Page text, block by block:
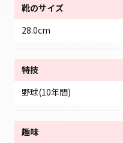
靴のサイズ
28.0cm
特技
野球(10年間)
趣味